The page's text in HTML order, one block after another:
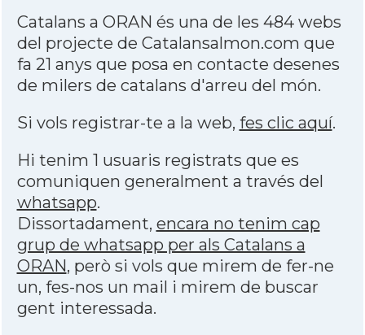
Catalans a ORAN és una de les 484 webs
del projecte de Catalansalmon.com que
fa 21 anys que posa en contacte desenes
de milers de catalans d'arreu del món.
Si vols registrar-te a la web, fes clic aquí.
Hi tenim 1 usuaris registrats que es
comuniquen generalment a través del
whatsapp.
Dissortadament, encara no tenim cap
grup de whatsapp per als Catalans a
ORAN, però si vols que mirem de fer-ne
un, fes-nos un mail i mirem de buscar
gent interessada.